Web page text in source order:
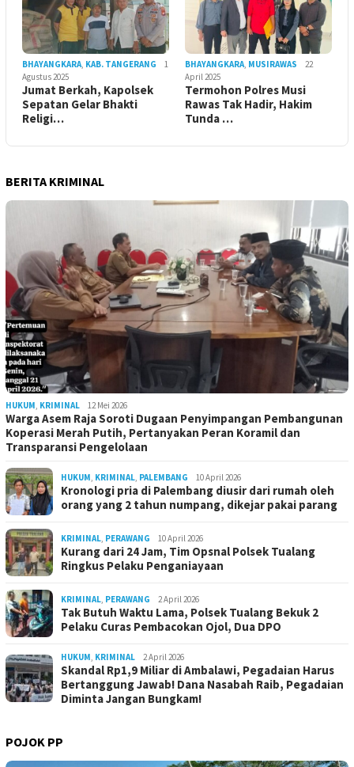
BHAYANGKARA, KAB. TANGERANG
1
Agustus 2025
Jumat Berkah, Kapolsek
Sepatan Gelar Bhakti
Religi…
BHAYANGKARA, MUSIRAWAS
22
April 2025
Termohon Polres Musi
Rawas Tak Hadir, Hakim
Tunda …
BERITA KRIMINAL
HUKUM, KRIMINAL 12 Mei 2026
Warga Asem Raja Soroti Dugaan Penyimpangan Pembangunan
Koperasi Merah Putih, Pertanyakan Peran Koramil dan
Transparansi Pengelolaan
HUKUM, KRIMINAL, PALEMBANG 10 April 2026
Kronologi pria di Palembang diusir dari rumah oleh
orang yang 2 tahun numpang, dikejar pakai parang
KRIMINAL, PERAWANG 10 April 2026
Kurang dari 24 Jam, Tim Opsnal Polsek Tualang
Ringkus Pelaku Penganiayaan
KRIMINAL, PERAWANG 2 April 2026
Tak Butuh Waktu Lama, Polsek Tualang Bekuk 2
Pelaku Curas Pembacokan Ojol, Dua DPO
HUKUM, KRIMINAL 2 April 2026
Skandal Rp1,9 Miliar di Ambalawi, Pegadaian Harus
Bertanggung Jawab! Dana Nasabah Raib, Pegadaian
Diminta Jangan Bungkam!
POJOK PP